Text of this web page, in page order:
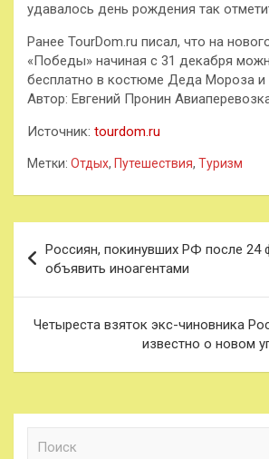
удавалось день рождения так
Ранее TourDom.ru писал, что на
«Победы» начиная с 31 декабря
бесплатно в костюме Деда Мороза и
Автор: Евгений Пронин
Источник: tourdom.ru
Метки: Отдых, Путешествия, Туризм
по
записям
Россиян, покинувших РФ после 24
объявить иноагентами
Четыреста взяток экс-чиновника
известно о новом